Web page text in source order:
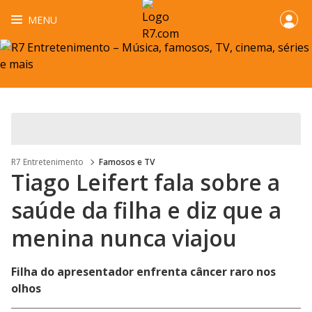
MENU
R7 Entretenimento Famosos e TV
Tiago Leifert fala sobre a
saúde da filha e diz que a
menina nunca viajou
Filha do apresentador enfrenta câncer raro nos
olhos